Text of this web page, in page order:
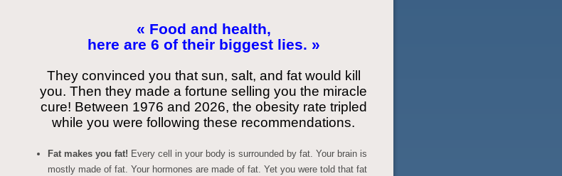
« Food and health,
here are 6 of their biggest lies. »
They convinced you that sun, salt, and fat would kill
you. Then they made a fortune selling you the miracle
cure! Between 1976 and 2026, the obesity rate tripled
while you were following these recommendations.
Fat makes you fat! Every cell in your body is surrounded by fat. Your brain is
mostly made of fat. Your hormones are made of fat. Yet you were told that fat